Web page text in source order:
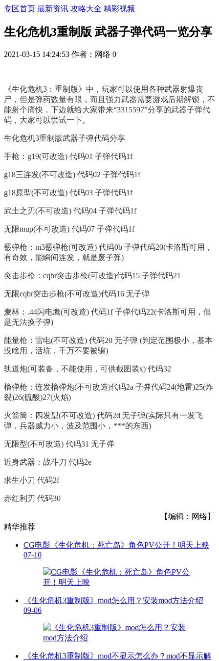
专区首页 最新资讯 攻略大全 精彩视频
生化危机3重制版 武器子弹代码一览分享
2021-03-15 14:24:53 作者：网络 0
《生化危机3：重制版》中，玩家可以使用各种武器射爆丧
尸，但是弹药数量有限，而且强力武器需要游戏后期解锁，不
能射个痛快，下边就给大家带来“3315597”分享的武器子弹代
码，大家可以尝试一下。
生化危机3重制版武器子弹代码分享
手枪：g19(可改造) 代码01 子弹代码1f
g18三连发(不可改造) 代码02 子弹代码1f
g18原型(不可改造) 代码03 子弹代码1f
武士之刃(不可改造) 代码04 子弹代码1f
无限mup(不可改造) 代码07 子弹代码1f
霰弹枪：m3霰弹枪(可改造) 代码0b 子弹代码20(卡洛斯可用，
有奇效，能瞬间连发，就是废子弹)
突击步枪：cqbr突击步枪(可改造)代码15 子弹代码21
无限cqbr突击步枪(不可改造)代码16 无子弹
麦林：.44闪电鹰(可改造) 代码1f 子弹代码22(卡洛斯可用，但
是无法换子弹)
能量枪：雷电(不可改造) 代码20 无子弹 (判定范围极小，基本
没啥用，活坑，千万不要被骗)
轨道炮(可装备，不能使用，可供截图装x) 代码32
榴弹枪：连发榴弹炮(不可改造)代码2a 子弹代码24(地雷)25(炸
裂)26(硫酸)27(火焰)
火箭筒：四发型(不可改造) 代码2d 无子弹(实际只有一发飞
弹，兵器威力小，波及范围小，***的东西)
无限型(不可改造) 代码31 无子弹
近身武器：战斗刀 代码2e
求生小刀 代码2f
赤红利刃 代码30
【编辑：网络】
精华推荐
CG电影《生化危机：死亡岛》角色PV公开！明天上映
07-10
《生化危机3重制版》mod怎么用？安装mod方法介绍
09-06
《生化危机3重制版》mod不显示怎么办？mod不显示解